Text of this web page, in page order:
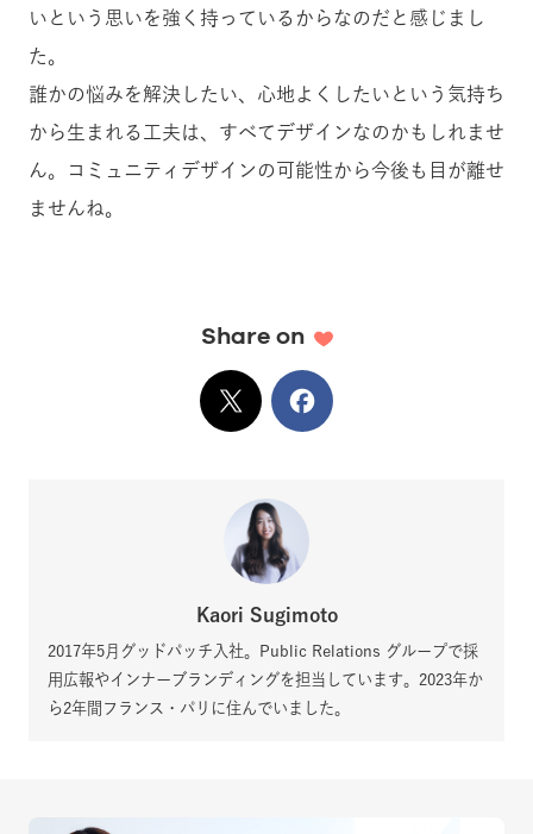
いという思いを強く持っているからなのだと感じまし
た。
誰かの悩みを解決したい、心地よくしたいという気持ち
から生まれる工夫は、すべてデザインなのかもしれませ
ん。コミュニティデザインの可能性から今後も目が離せ
ませんね。
Share on
XでシェアFacebook
Kaori Sugimoto
2017年5月グッドパッチ入社。Public Relations グループで採
用広報やインナーブランディングを担当しています。2023年か
ら2年間フランス・パリに住んでいました。